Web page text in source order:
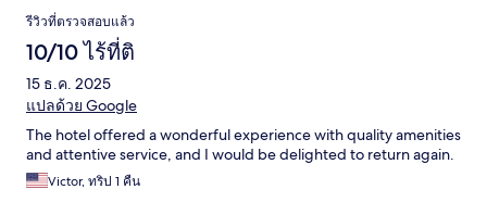
รีวิวที่ตรวจสอบแล้ว
10/10 ไร้ที่ติ
15 ธ.ค. 2025
แปลด้วย Google
The hotel offered a wonderful experience with quality amenities
and attentive service, and I would be delighted to return again.
Victor, ทริป 1 คืน